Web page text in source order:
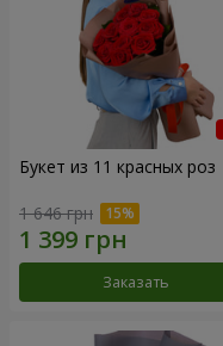
Букет из 11 красных роз
1 646 грн
Заказать